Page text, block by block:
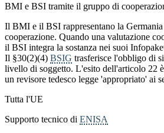
BMI e BSI tramite il gruppo di
Il BMI e il BSI rappresentano la
cooperazione. Quando una valutazione
il BSI integra la sostanza nei suoi
Il §30(2)(4) BSIG trasferisce l'obbligo di
livello di soggetto. L'esito dell'articolo 22
un revisore tedesco legge 'appropriato' ai
Tutta l'UE
Supporto tecnico di ENISA